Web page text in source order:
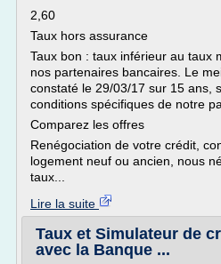
2,60
Taux hors assurance
Taux bon : taux inférieur au taux
nos partenaires bancaires. Le
constaté le 29/03/17 sur 15 ans,
conditions spécifiques de notre
Comparez les offres
Renégociation de votre crédit,
logement neuf ou ancien, nous
taux...
Lire la suite
Taux et Simulateur de
avec la Banque ...